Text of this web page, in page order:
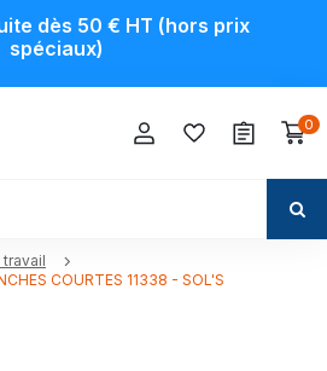
dès 50 € HT (hors prix
spéciaux)
0
COURTES 11338 - SOL'S